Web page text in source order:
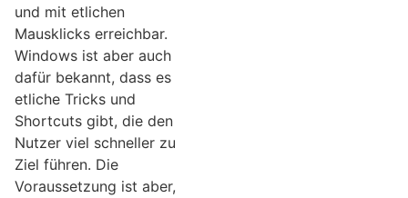
und mit etlichen
Mausklicks erreichbar.
Windows ist aber auch
dafür bekannt, dass es
etliche Tricks und
Shortcuts gibt, die den
Nutzer viel schneller zu
Ziel führen. Die
Voraussetzung ist aber,